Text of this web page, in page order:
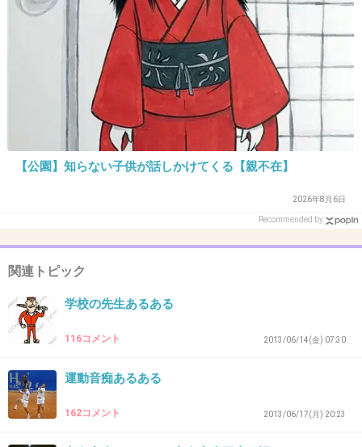
+97
2013/09/12(木) 20:15:55
隣の人のイヤホンからシャカシャカ聞こえてく
悪いとわかりつつ551の豚まんを食べたくなる
30. 匿名 2013/09/12(木) 20:17:50
新幹線の線路の近くに住んでるんですが、ドク
【公園】知らない子供が話しかけてくる【親不在】
2026年8月6日
Recommended by
関連トピック
学校の先生あるある
116コメント 2013/06/14(金) 07:30
運動音痴あるある
162コメント 2013/06/17(月) 20:23